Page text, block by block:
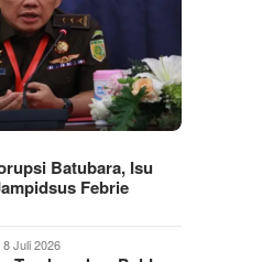
Batubara, Isu
Febrie
8 Juli 2026